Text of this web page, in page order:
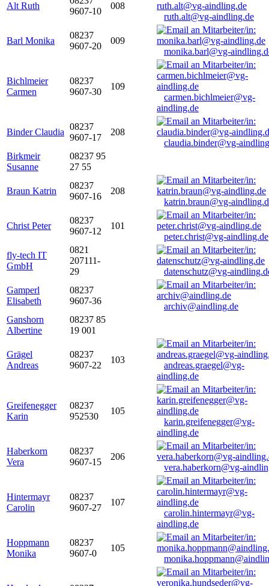
Alt Ruth
9607-10
008
ruth.alt@vg-aindling.de
Barl Monika
08237
9607-20
009
monika.barl@vg-
Bichlmeier
Carmen
08237
9607-30
109
carmen.bichlmeier@vg-
aindling.de
Binder Claudia
08237
9607-17
208
claudia.binder@vg-
Birkmeir
Susanne
08237 95
27 55
Braun Katrin
08237
9607-16
208
katrin.braun@vg-
Christ Peter
08237
9607-12
101
peter.christ@vg-aindling.de
fly-tech IT
GmbH
0821
207111-
29
datenschutz@vg-
Gamperl
Elisabeth
08237
9607-36
archiv@aindling.de
Ganshorn
Albertine
08237 85
19 001
Grägel
Andreas
08237
9607-22
103
andreas.graegel@vg-
aindling.de
Greifenegger
Karin
08237
952530
105
karin.greifenegger@vg-
aindling.de
Haberkorn
Vera
08237
9607-15
206
vera.haberkorn@vg-
Hintermayr
Carolin
08237
9607-27
107
carolin.hintermayr@vg-
aindling.de
Hoppmann
Monika
08237
9607-0
105